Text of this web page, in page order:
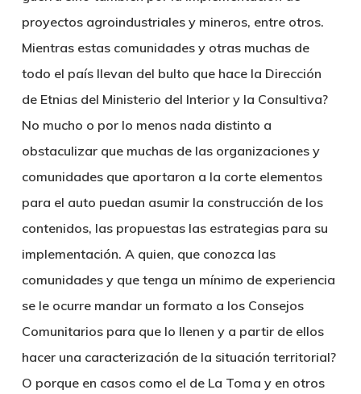
proyectos agroindustriales y mineros, entre otros.
Mientras estas comunidades y otras muchas de
todo el país llevan del bulto que hace la Dirección
de Etnias del Ministerio del Interior y la Consultiva?
No mucho o por lo menos nada distinto a
obstaculizar que muchas de las organizaciones y
comunidades que aportaron a la corte elementos
para el auto puedan asumir la construcción de los
contenidos, las propuestas las estrategias para su
implementación. A quien, que conozca las
comunidades y que tenga un mínimo de experiencia
se le ocurre mandar un formato a los Consejos
Comunitarios para que lo llenen y a partir de ellos
hacer una caracterización de la situación territorial?
O porque en casos como el de La Toma y en otros